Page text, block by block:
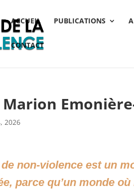
ACCUEIL PUBLICATIONS
CONTACT
Marion
2026
non-violence est un
parce qu’un monde